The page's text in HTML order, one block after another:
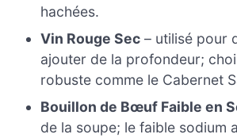
hachées.
Vin Rouge Sec – utilisé pour
ajouter de la profondeur;
robuste comme le Cabernet
Bouillon de Bœuf Faible en
de la soupe; le faible sodium